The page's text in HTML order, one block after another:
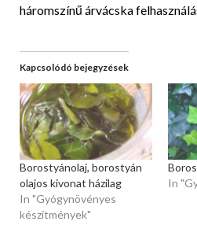
háromszínű árvácska
Kapcsolódó bejegyzések
Borostyánolaj, borostyán
olajos kivonat házilag
In "Gyógynövényes
készítmények"
In